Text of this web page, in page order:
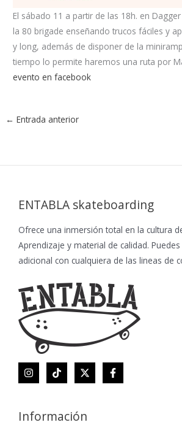
El sábado 11 a partir de las 18h. en
la 80 brigade enseñando trucos fáciles y
y long, además de disponer de la
tiempo lo permite haremos una ruta por
evento en facebook
← Entrada anterior
ENTABLA skateboarding
Ofrece una inmersión total en la cultura
Aprendizaje y material de calidad.
adicional con cualquiera de las lineas de
Información